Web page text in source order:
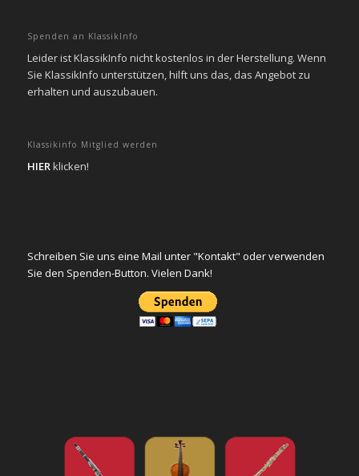
Spenden an KlassikInfo
Leider ist KlassikInfo nicht kostenlos in der Herstellung. Wenn
Sie KlassikInfo unterstützen, hilft uns das, das Angebot zu
erhalten und auszubauen.
Klassikinfo Mitglied werden
HIERklicken!
Schreiben Sie uns eine Mail unter "Kontakt" oder verwenden
Sie den Spenden-Button. Vielen Dank!